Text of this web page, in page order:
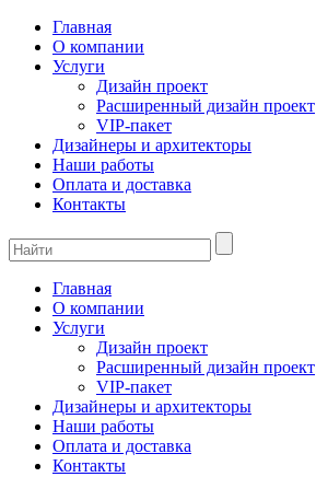
Главная
О компании
Услуги
Дизайн проект
Расширенный дизайн проект
VIP-пакет
Дизайнеры и архитекторы
Наши работы
Оплата и доставка
Контакты
Главная
О компании
Услуги
Дизайн проект
Расширенный дизайн проект
VIP-пакет
Дизайнеры и архитекторы
Наши работы
Оплата и доставка
Контакты